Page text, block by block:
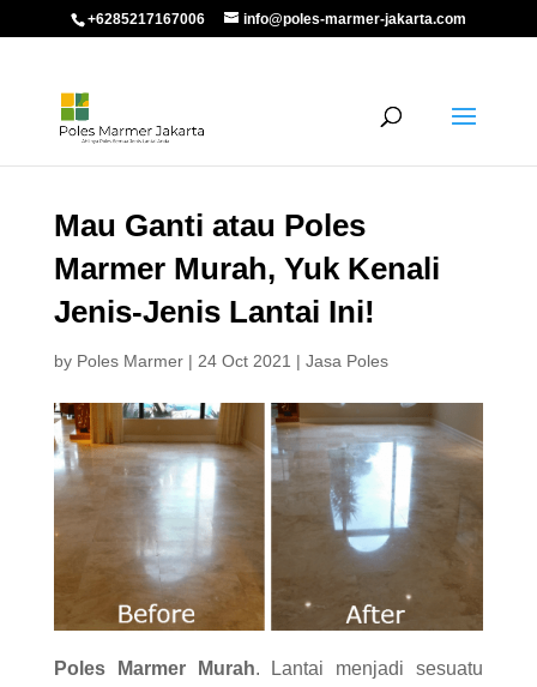
+6285217167006 info@poles-marmer-jakarta.com
Mau Ganti atau Poles
Marmer Murah, Yuk Kenali
Jenis-Jenis Lantai Ini!
by Poles Marmer| 24 Oct 2021 | Jasa Poles
Poles Marmer Murah. Lantai menjadi sesuatu